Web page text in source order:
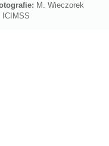
M. Wieczorek